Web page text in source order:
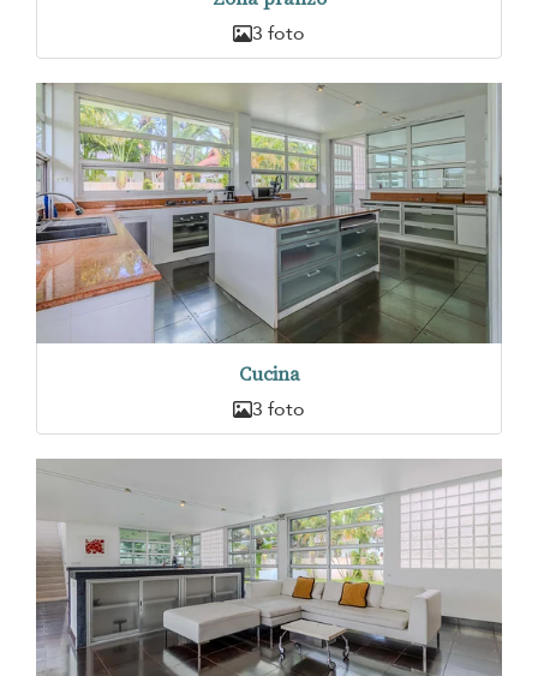
3 foto
Cucina
3 foto